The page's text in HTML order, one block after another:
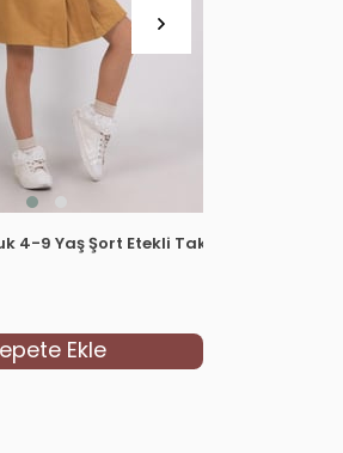
4-9 Yaş Şort Etekli Takım 9807 Hardal
Ekle